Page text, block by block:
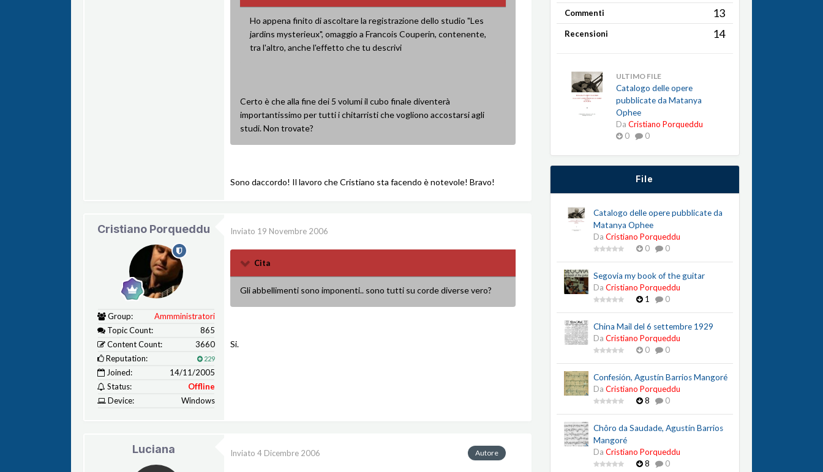
Ho appena finito di ascoltare la registrazione dello studio "Les
jardins mysterieux", omaggio a Francois Couperin, contenente,
tra l'altro, anche l'effetto che tu descrivi
Certo è che alla fine dei 5 volumi il cubo finale diventerà
importantissimo per tutti i chitarristi che vogliono accostarsi agli
studi. Non trovate?
Sono daccordo! Il lavoro che Cristiano sta facendo è notevole! Bravo!
Cristiano Porqueddu
Group:
Ammministratori
Topic Count:
865
Content Count:
3660
Reputation:
229
Joined:
14/11/2005
Status:
Offline
Device:
Windows
Inviato 19 Novembre 2006
Cita
Gli abbellimenti sono imponenti.. sono tutti su corde diverse vero?
Si.
Luciana Autore
Inviato 4 Dicembre 2006
Commenti 13
Recensioni 14
ULTIMO FILE
Catalogo delle opere
pubblicate da Matanya
Ophee
Da Cristiano Porqueddu
0
0
File
Catalogo delle opere pubblicate da
Matanya Ophee
Da Cristiano Porqueddu
0
0
Segovia my book of the guitar
Da Cristiano Porqueddu
1
0
China Mail del 6 settembre 1929
Da Cristiano Porqueddu
0
0
Confesión, Agustín Barrios Mangoré
Da Cristiano Porqueddu
8
0
Chôro da Saudade, Agustín Barrios
Mangoré
Da Cristiano Porqueddu
8
0